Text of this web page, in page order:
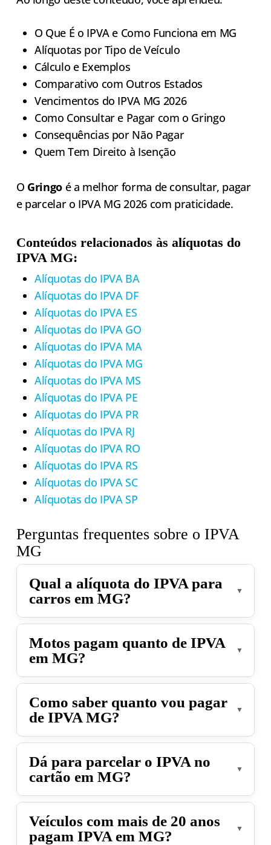
O Que É o IPVA e Como Funciona em MG
Alíquotas por Tipo de Veículo
Cálculo e Exemplos
Comparativo com Outros Estados
Vencimentos do IPVA MG 2026
Como Consultar e Pagar com o Gringo
Consequências por Não Pagar
Quem Tem Direito à Isenção
O Gringo é a melhor forma de consultar, pagar
e parcelar o IPVA MG 2026 com praticidade.
Conteúdos relacionados às alíquotas do
IPVA MG:
Alíquotas do IPVA BA
Alíquotas do IPVA DF
Alíquotas do IPVA ES
Alíquotas do IPVA GO
Alíquotas do IPVA MA
Alíquotas do IPVA MG
Alíquotas do IPVA MS
Alíquotas do IPVA PE
Alíquotas do IPVA PR
Alíquotas do IPVA RJ
Alíquotas do IPVA RO
Alíquotas do IPVA RS
Alíquotas do IPVA SC
Alíquotas do IPVA SP
Perguntas frequentes sobre o IPVA
MG
Qual a alíquota do IPVA para
carros em MG?
4% sobre o valor venal.
Motos pagam quanto de IPVA
em MG?
2% sobre o valor venal.
Como saber quanto vou pagar
de IPVA MG?
Você pode calcular com a tabela Fipe ou
consultar diretamente nacalculadora de
IPVA.
Dá para parcelar o IPVA no
cartão em MG?
Sim, em até 12x no cartão pelo Gringo.
Veículos com mais de 20 anos
pagam IPVA em MG?